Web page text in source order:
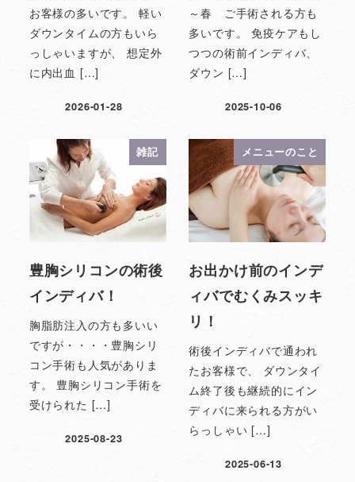
お客様の多いです。 軽い
ダウンタイムの方もいら
っしゃいますが、 想定外
に内出血 […]
2026-01-28
～春 ご手術される方も
多いです。 免疫ケアもし
つつの術前インディバ、
ダウン […]
2025-10-06
雑記
豊胸シリコンの術後
インディバ！
胸脂肪注入の方も多いい
ですが・・・・豊胸シリ
コン手術も人気がありま
す。 豊胸シリコン手術を
受けられた […]
2025-08-23
メニューのこと
お出かけ前のインデ
ィバでむくみスッキ
リ！
術後インディバで通われ
たお客様で、 ダウンタイ
ム終了後も継続的にイン
ディバに来られる方がい
らっしゃい […]
2025-06-13